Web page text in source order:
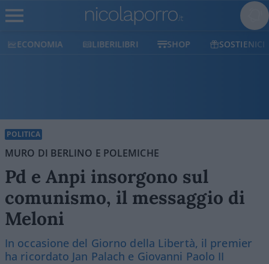
ECONOMIA LIBERILIBRI SHOP SOSTIENICI
POLITICA
MURO DI BERLINO E POLEMICHE
Pd e Anpi insorgono sul
comunismo, il messaggio di
Meloni
In occasione del Giorno della Libertà, il premier
ha ricordato Jan Palach e Giovanni Paolo II